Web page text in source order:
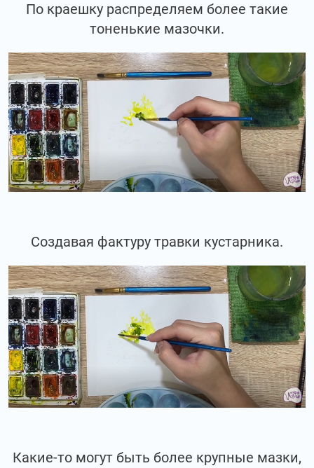
По краешку распределяем более такие
тоненькие мазочки.
Создавая фактуру травки кустарника.
Какие-то могут быть более крупные мазки,